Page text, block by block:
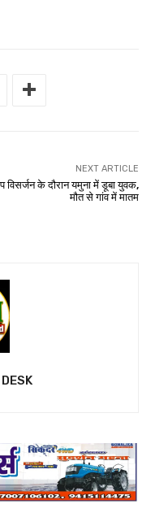
NEXT ARTICLE
विसर्जन के दौरान यमुना में डूबा युवक,
मौत से गांव में मातम